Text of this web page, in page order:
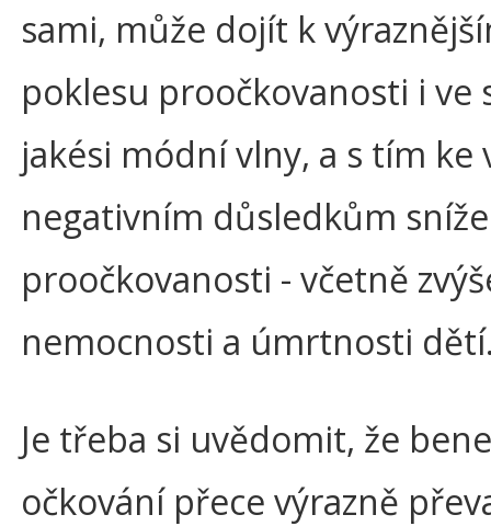
sami, může dojít k
poklesu proočkovanosti i ve
jakési módní vlny, a s tím ke
negativním důsledkům
proočkovanosti - včetně
nemocnosti a úmrtnosti
Je třeba si uvědomit, že
očkování přece výrazně